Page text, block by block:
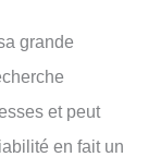
grande
et peut
en fait un